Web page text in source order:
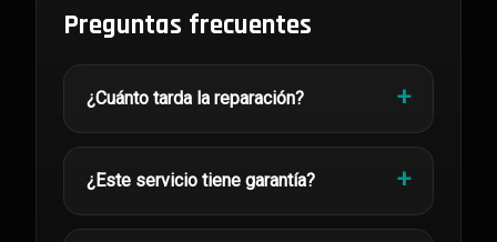
Preguntas frecuentes
¿Cuánto tarda la reparación?
¿Este servicio tiene garantía?